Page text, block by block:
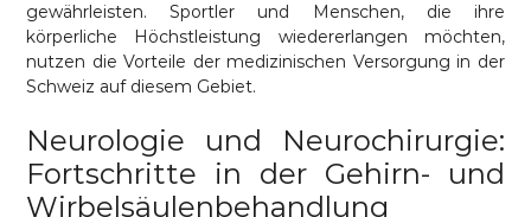
gewährleisten. Sportler und Menschen, die ihre
körperliche Höchstleistung wiedererlangen möchten,
nutzen die Vorteile der medizinischen Versorgung in der
Schweiz auf diesem Gebiet.
Neurologie und Neurochirurgie:
Fortschritte in der Gehirn- und
Wirbelsäulenbehandlung